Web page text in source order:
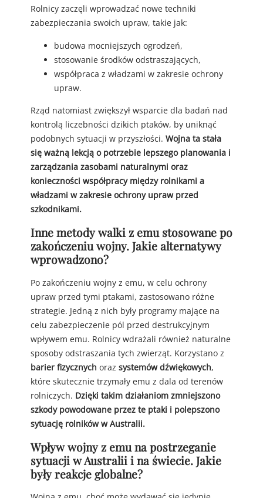
Rolnicy zaczęli wprowadzać nowe techniki
zabezpieczania swoich upraw, takie jak:
budowa mocniejszych ogrodzeń,
stosowanie środków odstraszających,
współpraca z władzami w zakresie ochrony
upraw.
Rząd natomiast zwiększył wsparcie dla badań nad
kontrolą liczebności dzikich ptaków, by uniknąć
podobnych sytuacji w przyszłości. Wojna ta stała
się ważną lekcją o potrzebie lepszego planowania i
zarządzania zasobami naturalnymi oraz
konieczności współpracy między rolnikami a
władzami w zakresie ochrony upraw przed
szkodnikami.
Inne metody walki z emu stosowane po
zakończeniu wojny. Jakie alternatywy
wprowadzono?
Po zakończeniu wojny z emu, w celu ochrony
upraw przed tymi ptakami, zastosowano różne
strategie. Jedną z nich były programy mające na
celu zabezpieczenie pól przed destrukcyjnym
wpływem emu. Rolnicy wdrażali również naturalne
sposoby odstraszania tych zwierząt. Korzystano z
barier fizycznych oraz systemów dźwiękowych,
które skutecznie trzymały emu z dala od terenów
rolniczych. Dzięki takim działaniom zmniejszono
szkody powodowane przez te ptaki i polepszono
sytuację rolników w Australii.
Wpływ wojny z emu na postrzeganie
sytuacji w Australii i na świecie. Jakie
były reakcje globalne?